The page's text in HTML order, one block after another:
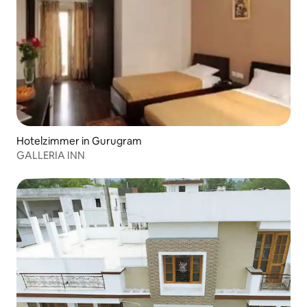
Hotelzimmer in Gurugram
GALLERIA INN